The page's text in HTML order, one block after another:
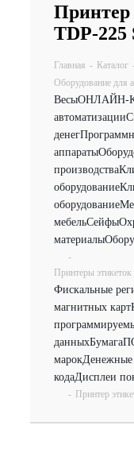
Принтер
TDP-225
Главная - Каталог
Оборудование для
ВесыОНЛАЙН-
автоматизации
денег
аппараты
производства
оборудование
оборудование
мебельСейфы
материалы
-
Принтеры этикеток
Фискальные
магнитных карт
данныхБумага
марок
кодаДисплеи
- Принтер